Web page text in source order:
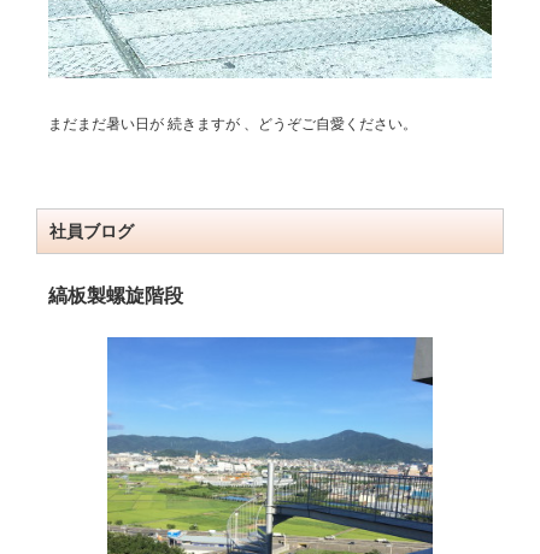
まだまだ暑い日が 続きますが 、どうぞご自愛ください。
社員ブログ
縞板製螺旋階段